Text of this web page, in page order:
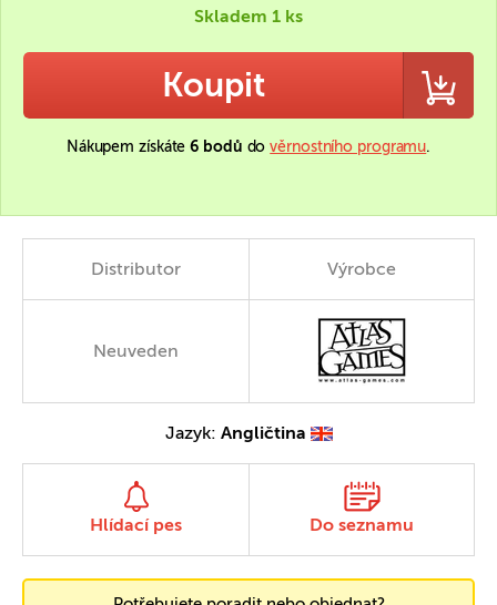
Skladem 1 ks
Koupit
Nákupem získáte6 bodů dověrnostního programu.
Distributor Výrobce
Neuveden
Jazyk: Angličtina
Hlídací pes Do seznamu